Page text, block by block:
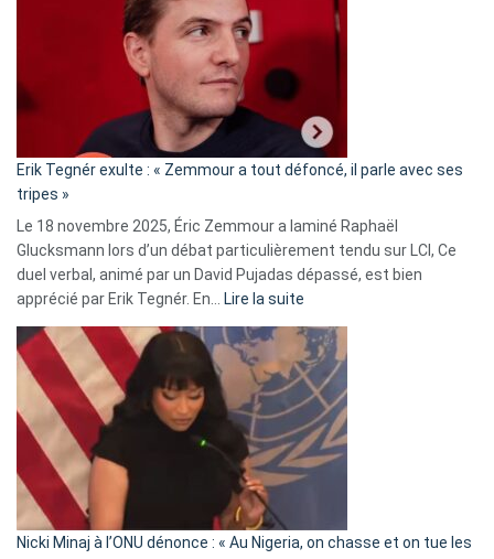
d’alliance
secrète
«
C’est
fake
news
»
Erik Tegnér exulte : « Zemmour a tout défoncé, il parle avec ses
tripes »
Le 18 novembre 2025, Éric Zemmour a laminé Raphaël
Glucksmann lors d’un débat particulièrement tendu sur LCI, Ce
duel verbal, animé par un David Pujadas dépassé, est bien
apprécié par Erik Tegnér. En…
Lire la suite
Tegnér
exulte
« Zemmour
a
tout
parle
Nicki Minaj à l’ONU dénonce : « Au Nigeria, on chasse et on tue les